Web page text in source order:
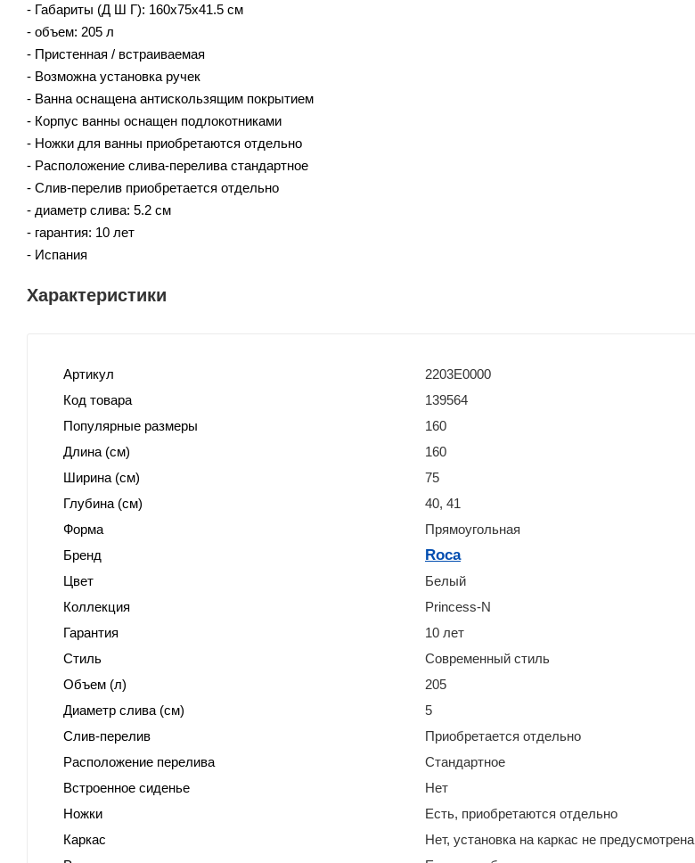
- Габариты (Д Ш Г): 160x75x41.5 см
- объем: 205 л
- Пристенная / встраиваемая
- Возможна установка ручек
- Ванна оснащена антискользящим покрытием
- Корпус ванны оснащен подлокотниками
- Ножки для ванны приобретаются отдельно
- Расположение слива-перелива стандартное
- Слив-перелив приобретается отдельно
- диаметр слива: 5.2 см
- гарантия: 10 лет
- Испания
Характеристики
Артикул
2203E0000
Код товара
139564
Популярные размеры
160
Длина (см)
160
Ширина (см)
75
Глубина (см)
40, 41
Форма
Прямоугольная
Бренд
Roca
Цвет
Белый
Коллекция
Princess-N
Гарантия
10 лет
Стиль
Современный стиль
Объем (л)
205
Диаметр слива (см)
5
Слив-перелив
Приобретается отдельно
Расположение перелива
Стандартное
Встроенное сиденье
Нет
Ножки
Есть, приобретаются отдельно
Каркас
Нет, установка на каркас не предусмотрена